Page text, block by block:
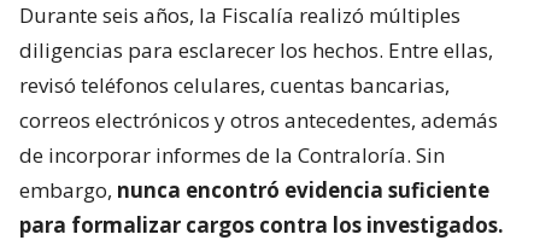
Durante seis años, la Fiscalía realizó múltiples
diligencias para esclarecer los hechos. Entre ellas,
revisó teléfonos celulares, cuentas bancarias,
correos electrónicos y otros antecedentes, además
de incorporar informes de la Contraloría. Sin
embargo, nunca encontró evidencia suficiente
para formalizar cargos contra los investigados.